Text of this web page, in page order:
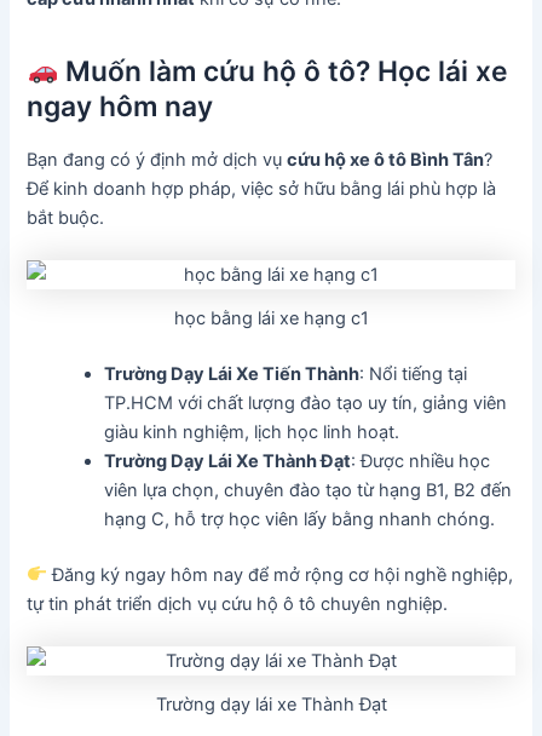
Muốn làm cứu hộ ô tô? Học lái xe
ngay hôm nay
Bạn đang có ý định mở dịch vụcứu hộ xe ô tô Bình Tân?
Để kinh doanh hợp pháp, việc sở hữu bằng lái phù hợp là
bắt buộc.
học bằng lái xe hạng c1
Trường Dạy Lái Xe Tiến Thành: Nổi tiếng tại
TP.HCM với chất lượng đào tạo uy tín, giảng viên
giàu kinh nghiệm, lịch học linh hoạt.
Trường Dạy Lái Xe Thành Đạt: Được nhiều học
viên lựa chọn, chuyên đào tạo từ hạng B1, B2 đến
hạng C, hỗ trợ học viên lấy bằng nhanh chóng.
Đăng ký ngay hôm nay để mở rộng cơ hội nghề nghiệp,
tự tin phát triển dịch vụ cứu hộ ô tô chuyên nghiệp.
Trường dạy lái xe Thành Đạt